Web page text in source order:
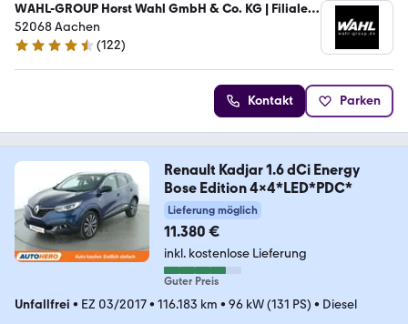
WAHL-GROUP Horst Wahl GmbH & Co. KG | Filiale
Aachen
52068 Aachen
4.6 Sterne
(122)
Kontakt Parken
Renault Kadjar 1.6 dCi Energy
Bose Edition 4x4*LED*PDC*
Lieferung möglich
11.380 €
inkl. kostenlose Lieferung
Guter Preis
Unfallfrei • EZ 03/2017• 116.183 km • 96 kW (131 PS) • Diesel